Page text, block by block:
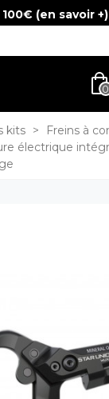
(en savoir +)
0
kits > Freins à
électrique